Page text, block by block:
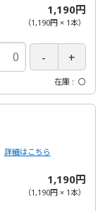
1,190円
（1,190円× 1本）
在庫 〇
詳細はこちら
1,190円
（1,190円× 1本）